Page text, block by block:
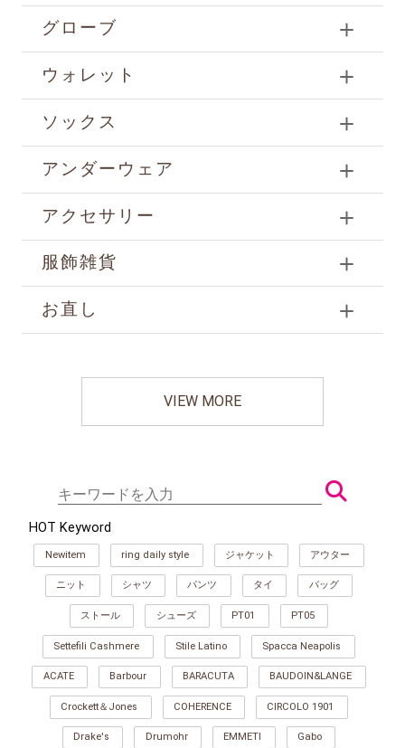
グローブ
ウォレット
ソックス
アンダーウェア
アクセサリー
服飾雑貨
お直し
VIEW MORE
HOT Keyword
Newitem ring daily style ジャケット アウター
ニット シャツ パンツ タイ バッグ
ストール シューズ PT01 PT05
Settefili Cashmere Stile Latino Spacca Neapolis
ACATE Barbour BARACUTA BAUDOIN&LANGE
Crockett＆Jones COHERENCE CIRCOLO 1901
Drake's Drumohr EMMETI Gabo